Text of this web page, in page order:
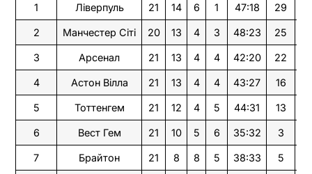
1 Ліверпуль 21 14 6 1 47:18 29
2 Манчестер Сіті 20 13 4 3 48:23 25
3 Арсенал 21 13 4 4 42:20 22
4 Астон Вілла 21 13 4 4 43:27 16
5 Тоттенгем 21 12 4 5 44:31 13
6 Вест Гем 21 10 5 6 35:32 3
7 Брайтон 21 8 8 5 38:33 5